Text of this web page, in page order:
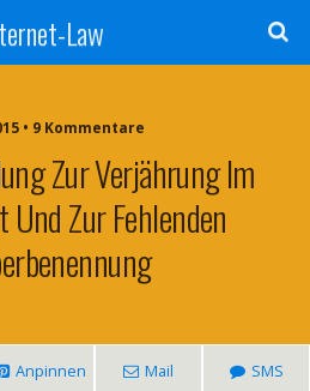
Law
• 9 Kommentare
Zur Verjährung Im
Zur Fehlenden
Anpinnen Mail SMS